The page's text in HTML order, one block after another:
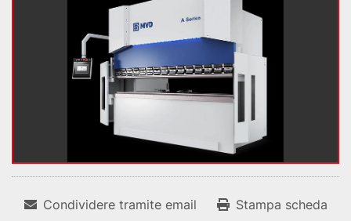
Condividere tramite email Stampa scheda